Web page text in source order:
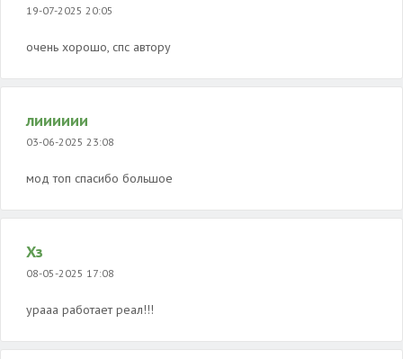
19-07-2025 20:05
очень хорошо, спс автору
лииииии
03-06-2025 23:08
мод топ спасибо большое
Хз
08-05-2025 17:08
урааа работает реал!!!